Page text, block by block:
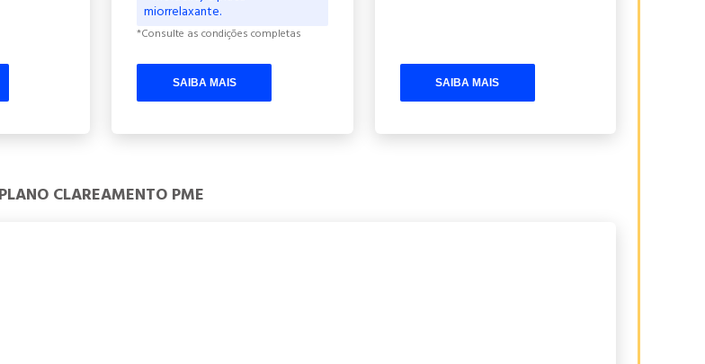
miorrelaxante.
*Consulte as condições completas
SAIBA MAIS SAIBA MAIS
PLANO CLAREAMENTO PME